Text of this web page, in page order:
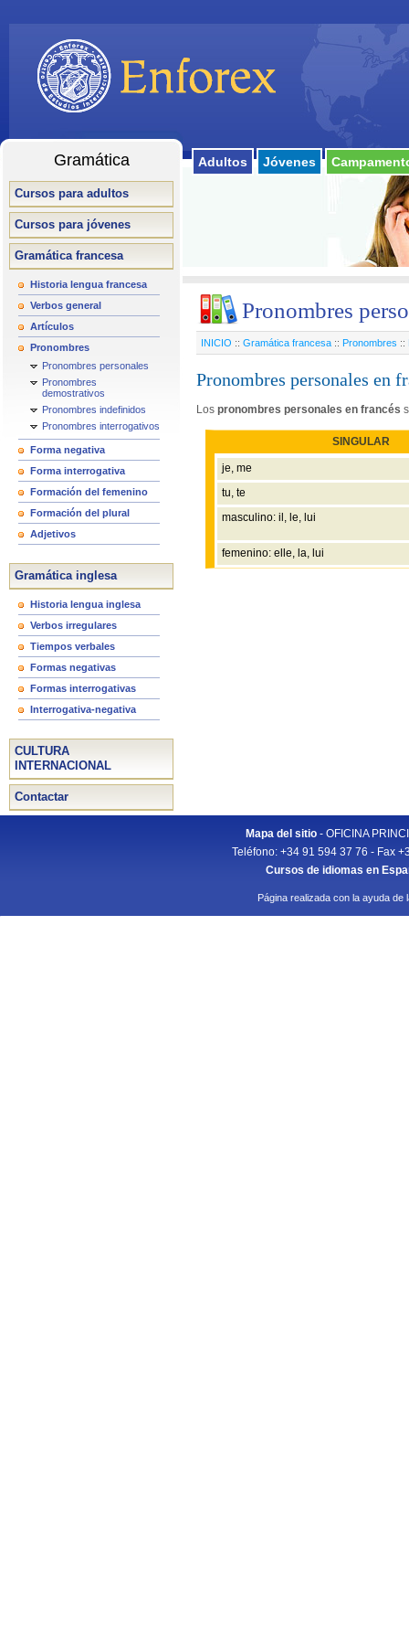
Adultos Jóvenes
Gramática
Cursos para adultos
Cursos para jóvenes
Gramática francesa
Historia lengua francesa
Verbos general
Artículos
Pronombres
Pronombres personales
Pronombres
demostrativos
Pronombres indefinidos
Pronombres interrogativos
Forma negativa
Forma interrogativa
Formación del femenino
Formación del plural
Adjetivos
Gramática inglesa
Historia lengua inglesa
Verbos irregulares
Tiempos verbales
Formas negativas
Formas interrogativas
Interrogativa-negativa
CULTURA
INTERNACIONAL
Contactar
Pronombres
INICIO :: Gramática francesa :: Pronombres ::
Pronombres personales en
Los pronombres personales en francés
SINGULAR
je, me
tu, te
masculino: il, le, lui
femenino: elle, la, lui
Mapa del sitio- OFICINA
Teléfono: +34 91 594 37 76 - Fax
Cursos de idiomas en
Página realizada con la ayuda